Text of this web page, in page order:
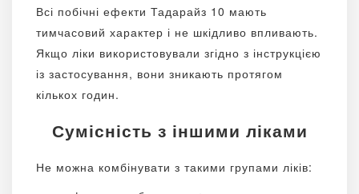
Всі побічні ефекти Тадарайз 10 мають
тимчасовий характер і не шкідливо впливають.
Якщо ліки використовували згідно з інструкцією
із застосування, вони зникають протягом
кількох годин.
Сумісність з іншими ліками
Не можна комбінувати з такими групами ліків: